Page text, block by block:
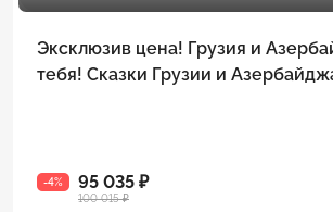
Эксклюзив цена! Грузия и
тебя! Сказки Грузии и
-4% 95 035 ₽
100 015 ₽